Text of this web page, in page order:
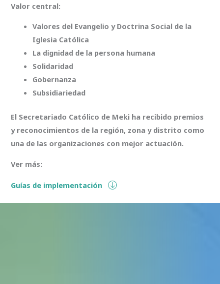
Valor central:
Valores del Evangelio y Doctrina Social de la
Iglesia Católica
La dignidad de la persona humana
Solidaridad
Gobernanza
Subsidiariedad
El Secretariado Católico de Meki ha recibido premios
y reconocimientos de la región, zona y distrito como
una de las organizaciones con mejor actuación.
Ver más:
Guías de implementación